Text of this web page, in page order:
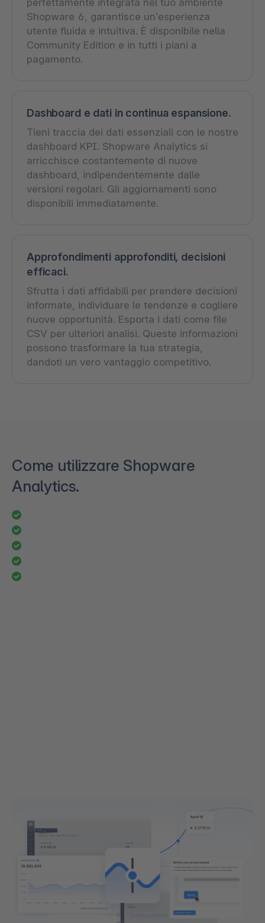
Shopware 6, garantisce un’esperienza
utente fluida e intuitiva. È disponibile nella
Community Edition e in tutti i piani a
pagamento.
Dashboard e dati in continua espansione.
Tieni traccia dei dati essenziali con le nostre
dashboard KPI. Shopware Analytics si
arricchisce costantemente di nuove
dashboard, indipendentemente dalle
versioni regolari. Gli aggiornamenti sono
disponibili immediatamente.
Approfondimenti approfonditi, decisioni
efficaci.
Sfrutta i dati affidabili per prendere decisioni
informate, individuare le tendenze e cogliere
nuove opportunità. Esporta i dati come file
CSV per ulteriori analisi. Queste informazioni
possono trasformare la tua strategia,
dandoti un vero vantaggio competitivo.
Come utilizzare Shopware
Analytics.